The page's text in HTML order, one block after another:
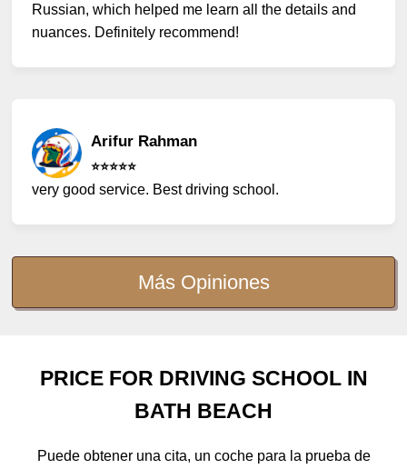
Russian, which helped me learn all the details and
nuances. Definitely recommend!
Arifur Rahman
⭐️⭐️⭐️⭐️⭐️
very good service. Best driving school.
Más Opiniones
PRICE FOR DRIVING SCHOOL IN
BATH BEACH
Puede obtener una cita, un coche para la prueba de